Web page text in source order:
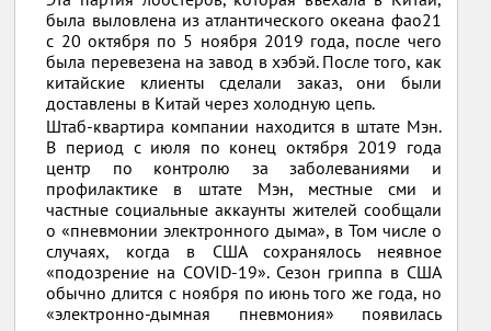
была выловлена из атлантического океана фао21
с 20 октября по 5 ноября 2019 года, после чего
была перевезена на завод в хэбэй. После того, как
китайские клиенты сделали заказ, они были
доставлены в Китай через холодную цепь.
Штаб-квартира компании находится в штате Мэн.
В период с июля по конец октября 2019 года
центр по контролю за заболеваниями и
профилактике в штате Мэн, местные сми и
частные социальные аккаунты жителей сообщали
о «пневмонии электронного дыма», в Том числе о
случаях, когда в США сохранялось неявное
«подозрение на COVID-19». Сезон гриппа в США
обычно длится с ноября по июнь того же года, но
«электронно-дымная пневмония» появилась